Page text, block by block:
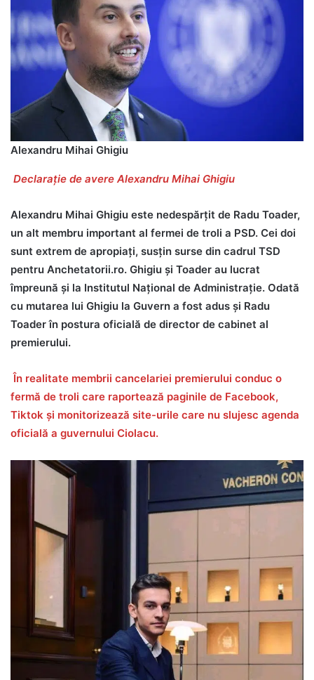
Alexandru Mihai Ghigiu
Declarație de avere Alexandru Mihai Ghigiu
Alexandru Mihai Ghigiu este nedespărțit de Radu Toader,
un alt membru important al fermei de troli a PSD. Cei doi
sunt extrem de apropiați, susțin surse din cadrul TSD
pentru Anchetatorii.ro. Ghigiu și Toader au lucrat
împreună și la Institutul Național de Administrație. Odată
cu mutarea lui Ghigiu la Guvern a fost adus și Radu
Toader în postura oficială de director de cabinet al
premierului.
În realitate membrii cancelariei premierului conduc o
fermă de troli care raportează paginile de Facebook,
Tiktok și monitorizează site-urile care nu slujesc agenda
oficială a guvernului Ciolacu.